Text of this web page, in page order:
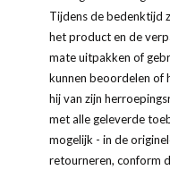
Tijdens de bedenktijd
het product en de
mate uitpakken of
kunnen beoordelen of
hij van zijn
met alle geleverde
mogelijk - in de
retourneren, conform